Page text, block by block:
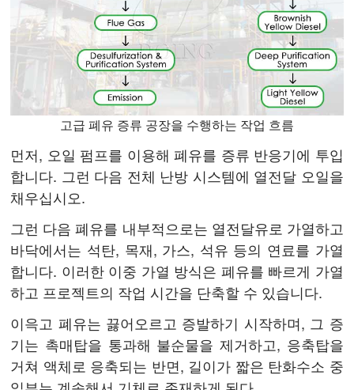
고급 폐유 증류 공장을 수행하는 작업 흐름
먼저, 오일 펌프를 이용해 폐유를 증류 반응기에 투입
합니다. 그런 다음 전체 난방 시스템에 열전달 오일을
채우십시오.
그런 다음 폐유를 내부적으로는 열전달유로 가열하고
바닥에서는 석탄, 목재, 가스, 석유 등의 연료를 가열
합니다. 이러한 이중 가열 방식은 폐유를 빠르게 가열
하고 프로젝트의 작업 시간을 단축할 수 있습니다.
이윽고 폐유는 끓어오르고 증발하기 시작하며, 그 증
기는 촉매탑을 통과해 불순물을 제거하고, 응축탑을
거쳐 액체로 응축되는 반면, 길이가 짧은 탄화수소 중